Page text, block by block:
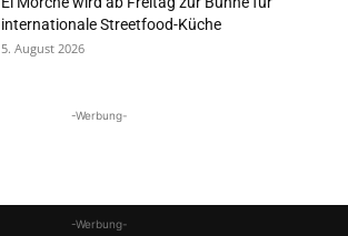
internationale Streetfood-Küche
5. August 2026
-Werbung-
-Werbung-